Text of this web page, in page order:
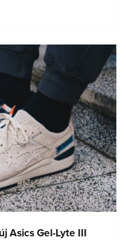
Asics Gel-Lyte III